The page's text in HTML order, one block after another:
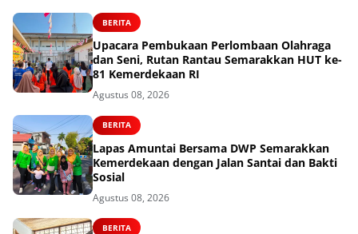
BERITA
Upacara Pembukaan Perlombaan Olahraga
dan Seni, Rutan Rantau Semarakkan HUT ke-
81 Kemerdekaan RI
Agustus 08, 2026
BERITA
Lapas Amuntai Bersama DWP Semarakkan
Kemerdekaan dengan Jalan Santai dan Bakti
Sosial
Agustus 08, 2026
BERITA